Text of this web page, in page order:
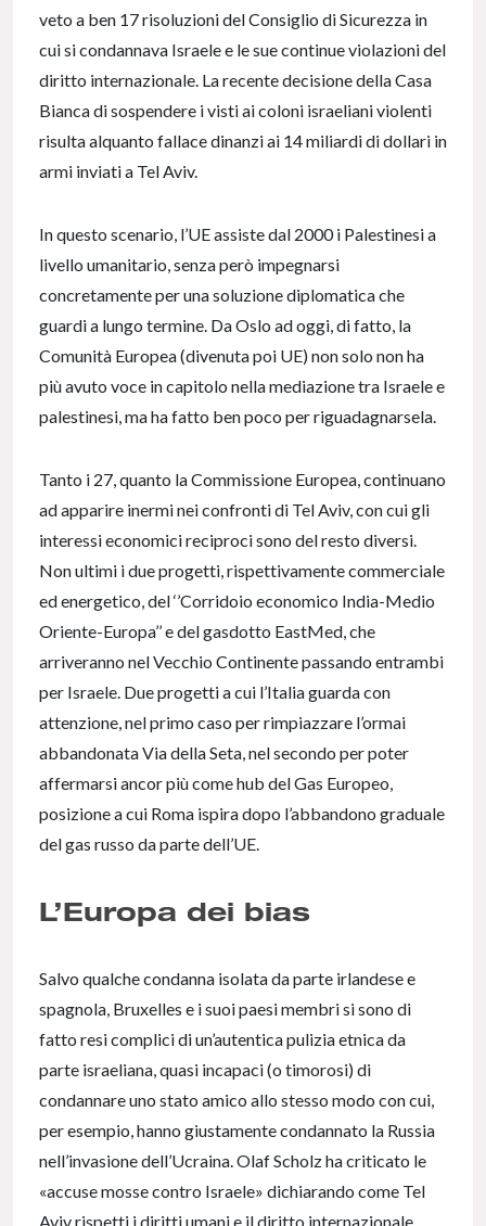
veto a ben 17 risoluzioni del Consiglio di Sicurezza in
cui si condannava Israele e le sue continue violazioni del
diritto internazionale. La recente decisione della Casa
Bianca di sospendere i visti ai coloni israeliani violenti
risulta alquanto fallace dinanzi ai 14 miliardi di dollari in
armi inviati a Tel Aviv.
In questo scenario, l’UE assiste dal 2000 i Palestinesi a
livello umanitario, senza però impegnarsi
concretamente per una soluzione diplomatica che
guardi a lungo termine. Da Oslo ad oggi, di fatto, la
Comunità Europea (divenuta poi UE) non solo non ha
più avuto voce in capitolo nella mediazione tra Israele e
palestinesi, ma ha fatto ben poco per riguadagnarsela.
Tanto i 27, quanto la Commissione Europea, continuano
ad apparire inermi nei confronti di Tel Aviv, con cui gli
interessi economici reciproci sono del resto diversi.
Non ultimi i due progetti, rispettivamente commerciale
ed energetico, del ‘’Corridoio economico India-Medio
Oriente-Europa’’ e del gasdotto EastMed, che
arriveranno nel Vecchio Continente passando entrambi
per Israele. Due progetti a cui l’Italia guarda con
attenzione, nel primo caso per rimpiazzare l’ormai
abbandonata Via della Seta, nel secondo per poter
affermarsi ancor più come hub del Gas Europeo,
posizione a cui Roma ispira dopo l’abbandono graduale
del gas russo da parte dell’UE.
L’Europa dei bias
Salvo qualche condanna isolata da parte irlandese e
spagnola, Bruxelles e i suoi paesi membri si sono di
fatto resi complici di un’autentica pulizia etnica da
parte israeliana, quasi incapaci (o timorosi) di
condannare uno stato amico allo stesso modo con cui,
per esempio, hanno giustamente condannato la Russia
nell’invasione dell’Ucraina. Olaf Scholz ha criticato le
«accuse mosse contro Israele» dichiarando come Tel
Aviv rispetti i diritti umani e il diritto internazionale,